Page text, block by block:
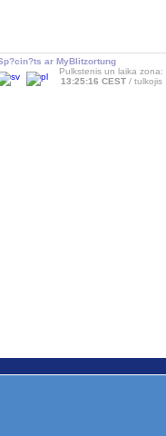
ar MyBlitzortung
Pulkstenis un laika zona:
13:25:16 CEST
tulkojis